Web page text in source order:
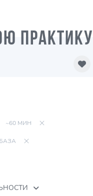
ПРАКТИКУ
~60 МИН
БАЗА